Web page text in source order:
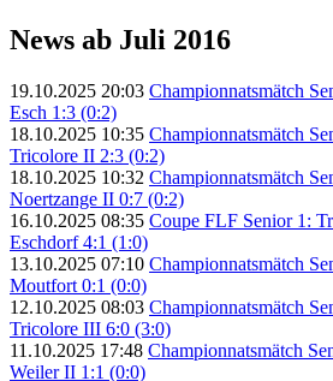
News ab Juli 2016
19.10.2025 20:03 Championnatsmätch
Esch 1:3 (0:2)
18.10.2025 10:35 Championnatsmätch
Tricolore II 2:3 (0:2)
18.10.2025 10:32 Championnatsmätch
Noertzange II 0:7 (0:2)
16.10.2025 08:35 Coupe FLF Senior 1:
Eschdorf 4:1 (1:0)
13.10.2025 07:10 Championnatsmätch
Moutfort 0:1 (0:0)
12.10.2025 08:03 Championnatsmätch
Tricolore III 6:0 (3:0)
11.10.2025 17:48 Championnatsmätch
Weiler II 1:1 (0:0)